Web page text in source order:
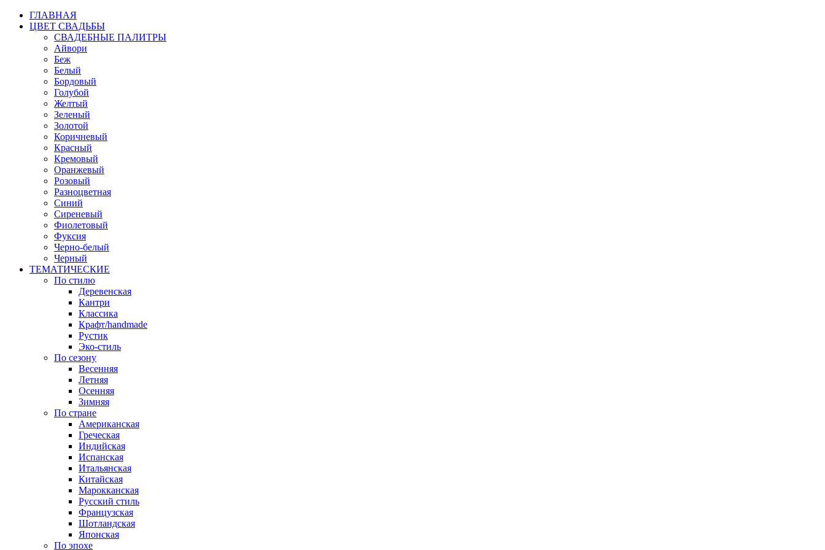
ГЛАВНАЯ
ЦВЕТ СВАДЬБЫ
СВАДЕБНЫЕ ПАЛИТРЫ
Айвори
Беж
Белый
Бордовый
Голубой
Желтый
Зеленый
Золотой
Коричневый
Красный
Кремовый
Оранжевый
Розовый
Разноцветная
Синий
Сиреневый
Фиолетовый
Фуксия
Черно-белый
Черный
ТЕМАТИЧЕСКИЕ
По стилю
Деревенская
Кантри
Классика
Крафт/handmade
Рустик
Эко-стиль
По сезону
Весенняя
Летняя
Осенняя
Зимняя
По стране
Американская
Греческая
Индийская
Испанская
Итальянская
Китайская
Марокканская
Русский стиль
Французская
Шотландская
Японская
По эпохе